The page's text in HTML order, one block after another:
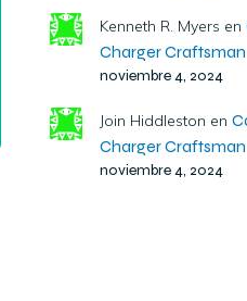
Kenneth R. Myers en
Charger Craftsman
noviembre 4, 2024
Join Hiddleston en
Charger Craftsman
noviembre 4, 2024